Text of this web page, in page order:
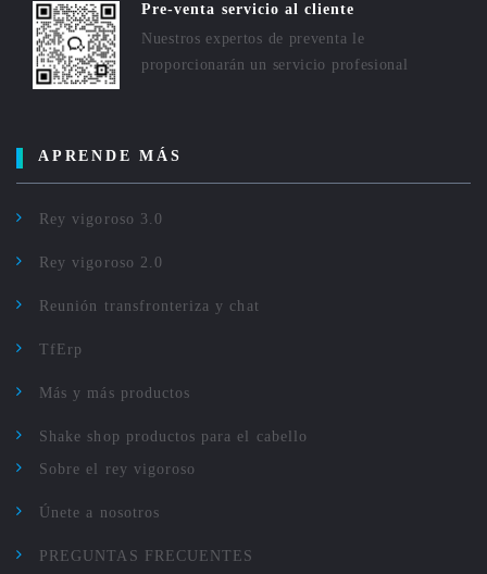
Pre-venta servicio al cliente
Nuestros expertos de preventa le
proporcionarán un servicio profesional
APRENDE MÁS
Rey vigoroso 3.0
Rey vigoroso 2.0
Reunión transfronteriza y chat
TfErp
Más y más productos
Shake shop productos para el cabello
Sobre el rey vigoroso
Únete a nosotros
PREGUNTAS FRECUENTES